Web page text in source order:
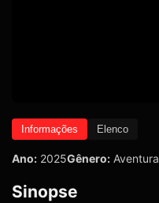
Informações Elenco
Ano: 2025Gênero: Aventura
Sinopse